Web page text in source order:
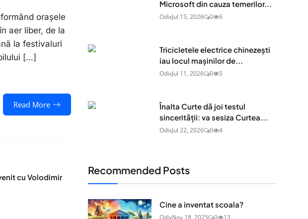
orașele
aer liber, de la
la festivaluri
[…]
Read More
cu Volodimir
Microsoft din cauza temerilor...
OdixJul 15, 2026 0 6
Tricicletele electrice chinezești
iau locul mașinilor de...
OdixJul 11, 2026 0 5
Înalta Curte dă joi testul
sincerității: va sesiza Curtea...
OdixJul 22, 2026 0 4
Recommended Posts
Cine a inventat scoala?
OdixNov 18, 2025 0 13